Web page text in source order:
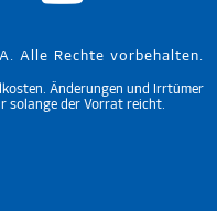
Alle Rechte vorbehalten.
Änderungen und Irrtümer
solange der Vorrat reicht.